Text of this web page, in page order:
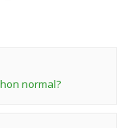
normal?